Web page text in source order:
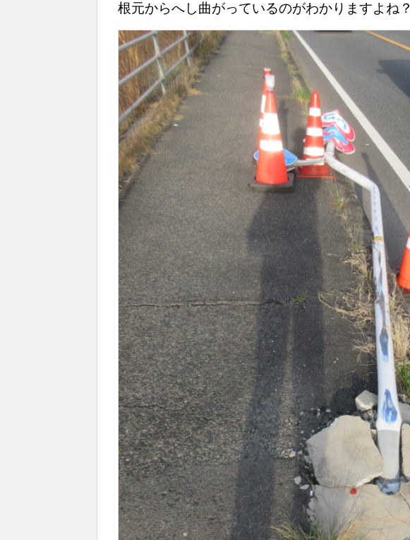
根元からへし曲がっているのがわかりますよね？